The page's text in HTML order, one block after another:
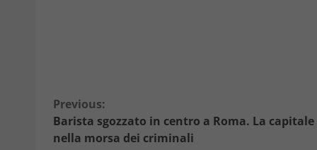
Continue
Reading
Previous:
Barista sgozzato in centro a Roma. La capitale
nella morsa dei criminali